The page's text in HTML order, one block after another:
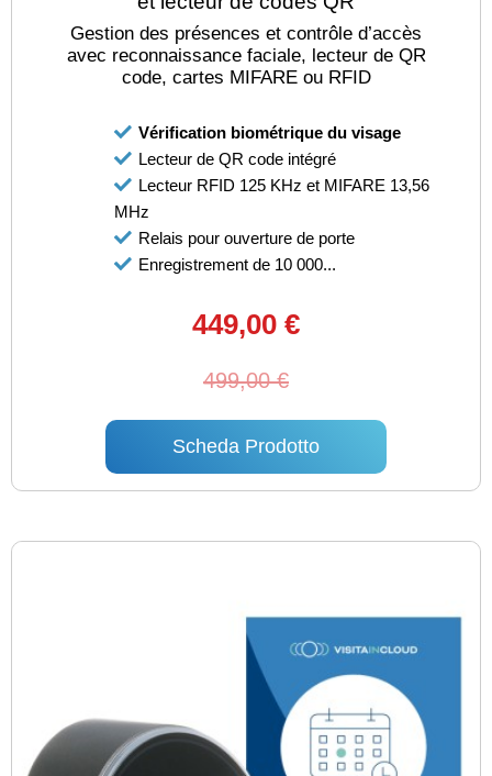
Gestion des présences et contrôle d’accès
avec reconnaissance faciale, lecteur de QR
code, cartes MIFARE ou RFID
Vérification biométrique du visage
Lecteur de QR code intégré
Lecteur RFID 125 KHz et MIFARE 13,56
MHz
Relais pour ouverture de porte
Enregistrement de 10 000...
449,00 €
499,00 €
Scheda Prodotto